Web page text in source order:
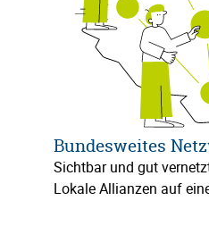
Bundesweites
Sichtbar und gut
Lokale Allianzen auf